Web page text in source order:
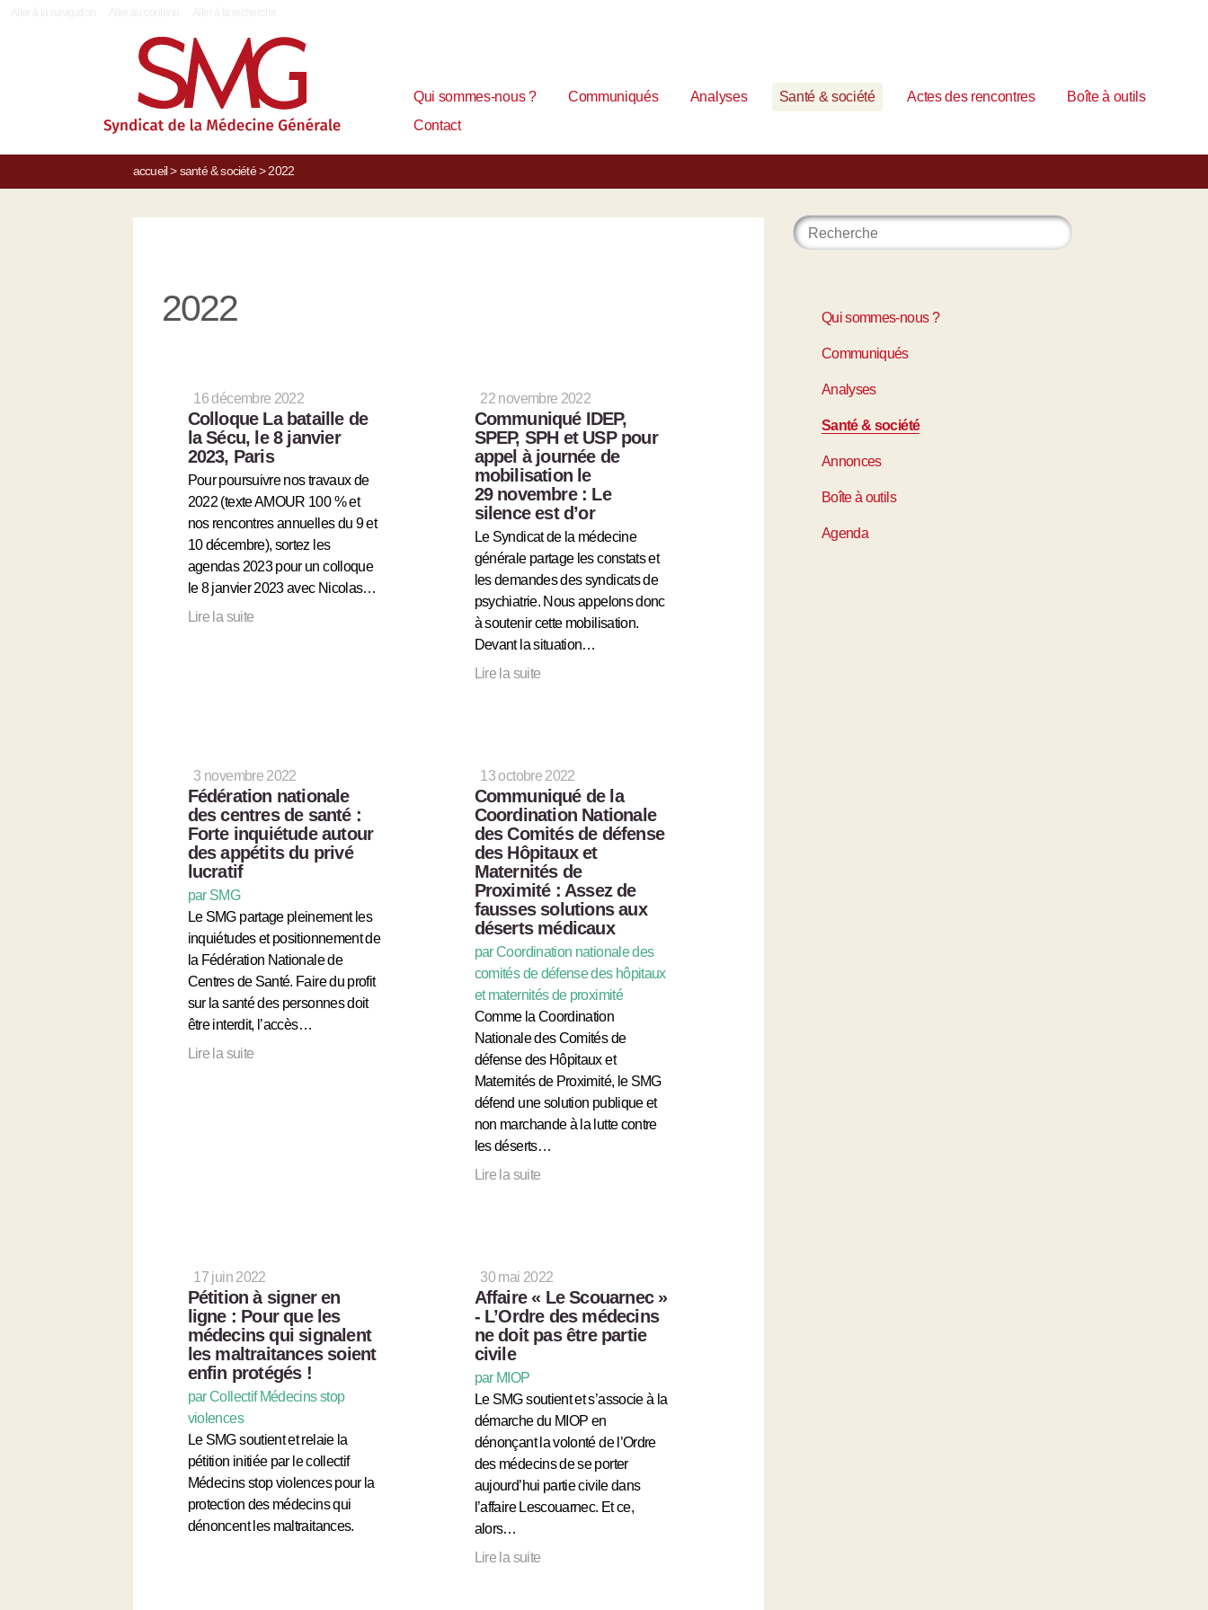
Qui sommes-nous ? Communiqués Analyses Santé & société Actes des rencontres
Boîte à outils
Contact
accueil> santé & société> 2022
2022
16 décembre 2022
Colloque La bataille de
la Sécu, le 8 janvier
2023, Paris
Pour poursuivre nos travaux de
2022 (texte AMOUR 100 % et
nos rencontres annuelles du 9 et
10 décembre), sortez les
agendas 2023 pour un colloque
le 8 janvier 2023 avec Nicolas…
Lire la suite
22 novembre 2022
Communiqué IDEP,
SPEP, SPH et USP pour
appel à journée de
mobilisation le
29 novembre : Le
silence est d’or
Le Syndicat de la médecine
générale partage les constats et
les demandes des syndicats de
psychiatrie. Nous appelons donc
à soutenir cette mobilisation.
Devant la situation…
Lire la suite
3 novembre 2022
Fédération nationale
des centres de santé :
Forte inquiétude autour
des appétits du privé
lucratif
par SMG
Le SMG partage pleinement les
inquiétudes et positionnement de
la Fédération Nationale de
Centres de Santé. Faire du profit
sur la santé des personnes doit
être interdit, l’accès…
Lire la suite
13 octobre 2022
Communiqué de la
Coordination Nationale
des Comités de défense
des Hôpitaux et
Maternités de
Proximité : Assez de
fausses solutions aux
déserts médicaux
par Coordination nationale des
comités de défense des hôpitaux
et maternités de proximité
Comme la Coordination
Nationale des Comités de
défense des Hôpitaux et
Maternités de Proximité, le SMG
défend une solution publique et
non marchande à la lutte contre
les déserts…
Lire la suite
17 juin 2022
Pétition à signer en
ligne : Pour que les
médecins qui signalent
les maltraitances soient
enfin protégés !
par Collectif Médecins stop
violences
Le SMG soutient et relaie la
pétition initiée par le collectif
Médecins stop violences pour la
protection des médecins qui
dénoncent les maltraitances.
30 mai 2022
Affaire « Le Scouarnec »
- L’Ordre des médecins
ne doit pas être partie
civile
par MIOP
Le SMG soutient et s’associe à la
démarche du MIOP en
dénonçant la volonté de l’Ordre
des médecins de se porter
aujourd’hui partie civile dans
l’affaire Lescouarnec. Et ce,
alors…
Lire la suite
Qui sommes-nous ?
Communiqués
Analyses
Santé & société
Annonces
Boîte à outils
Agenda